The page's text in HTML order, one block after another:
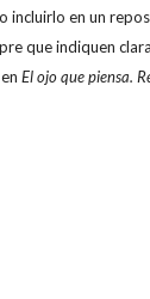
incluirlo en un
que indiquen
El ojo que piensa.